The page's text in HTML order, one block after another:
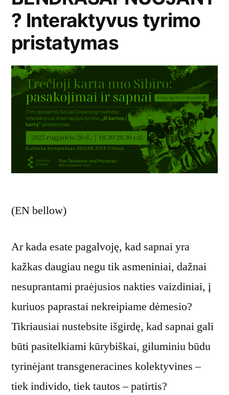
? Interaktyvus tyrimo
pristatymas
(EN bellow)
Ar kada esate pagalvoję, kad sapnai yra
kažkas daugiau negu tik asmeniniai, dažnai
nesuprantami praėjusios nakties vaizdiniai, į
kuriuos paprastai nekreipiame dėmesio?
Tikriausiai nustebsite išgirdę, kad sapnai gali
būti pasitelkiami kūrybiškai, giluminiu būdu
tyrinėjant transgeneracines kolektyvines –
tiek individo, tiek tautos – patirtis?